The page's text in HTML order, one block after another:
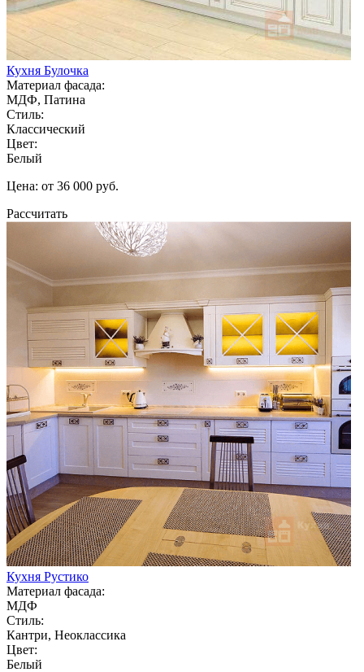
Кухня Булочка
Материал фасада:
МДФ, Патина
Стиль:
Классический
Цвет:
Белый
Цена: от 36 000 руб.
Рассчитать
Кухня Рустико
Материал фасада:
МДФ
Стиль:
Кантри, Неоклассика
Цвет:
Белый